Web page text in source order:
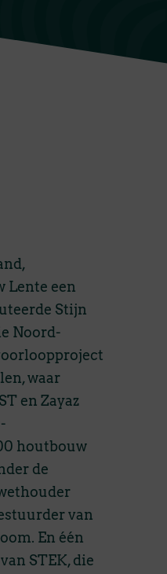
Lente een
Stijn
Noord-
waar
en Zayaz
houtbouw
de
van
En één
STEK, die